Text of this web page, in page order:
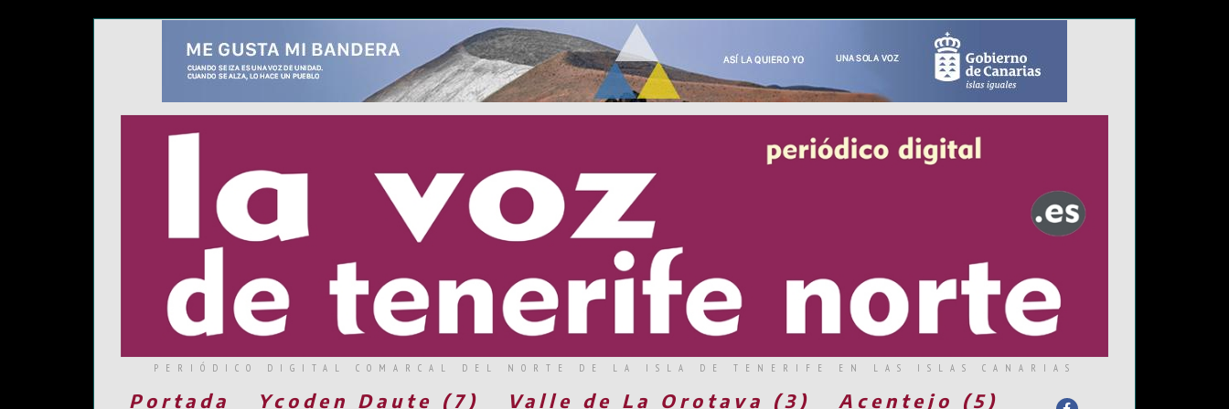
PERIÓDICO DIGITAL COMARCAL DEL NORTE DE LA ISLA DE TENERIFE EN LAS ISLAS CANARIAS
Portada Ycoden Daute (7) Valle de La Orotava (3)
Acentejo (5)